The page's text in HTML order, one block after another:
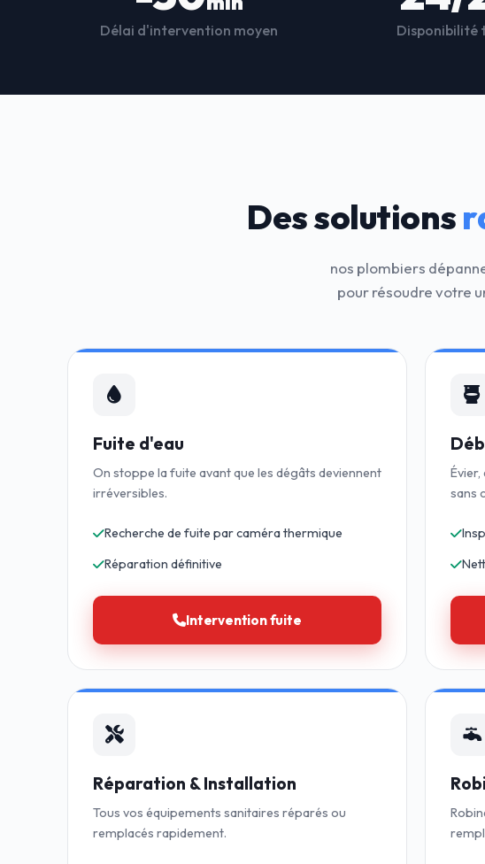
Délai d'intervention moyen Disponibilité
Des solutions
nos plombiers
pour résoudre votre
Fuite d'eau
On stoppe la fuite avant que les dégâts deviennent
irréversibles.
Recherche de fuite par caméra thermique
Réparation définitive
Intervention fuite
sans
Réparation & Installation
Tous vos équipements sanitaires réparés ou
remplacés rapidement.